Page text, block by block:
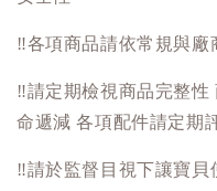
‼️各項商品請依常規與廠
‼️請定期檢視商品完整性
命遞減 各項配件請定期
‼️請於監督目視下讓寶貝